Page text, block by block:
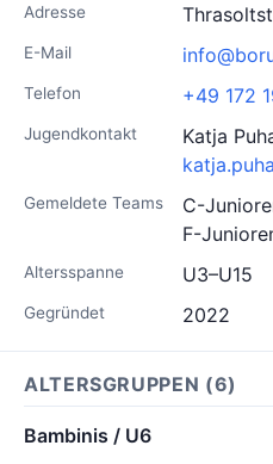
Adresse
E-Mail
Telefon +49 172
Jugendkontakt
Katja
Gemeldete Teams
C-
F-
Altersspanne U3–U15
Gegründet 2022
ALTERSGRUPPEN (6)
Bambinis / U6